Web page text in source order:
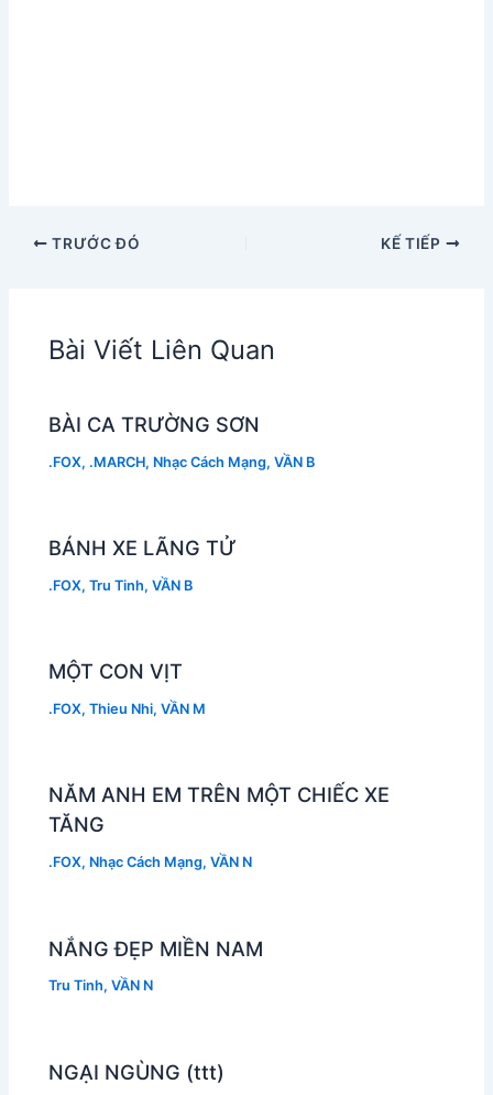
TRƯỚC ĐÓ KẾ TIẾP
Bài Viết Liên Quan
BÀI CA TRƯỜNG SƠN
.FOX, .MARCH, Nhạc Cách Mạng,VẦN B
BÁNH XE LÃNG TỬ
.FOX,Tru Tinh,VẦN B
MỘT CON VỊT
.FOX,Thieu Nhi,VẦN M
NĂM ANH EM TRÊN MỘT CHIẾC XE
TĂNG
.FOX, Nhạc Cách Mạng,VẦN N
NẮNG ĐẸP MIỀN NAM
Tru Tinh,VẦN N
NGẠI NGÙNG (ttt)